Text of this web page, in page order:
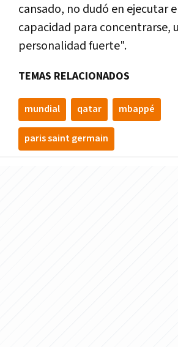
cansado, no dudó en ejecutar
capacidad para concentrarse,
personalidad fuerte".
TEMAS RELACIONADOS
mundial qatar mbappé
paris saint germain